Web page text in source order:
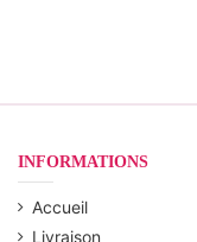
INFORMATIONS
Accueil
Livraison